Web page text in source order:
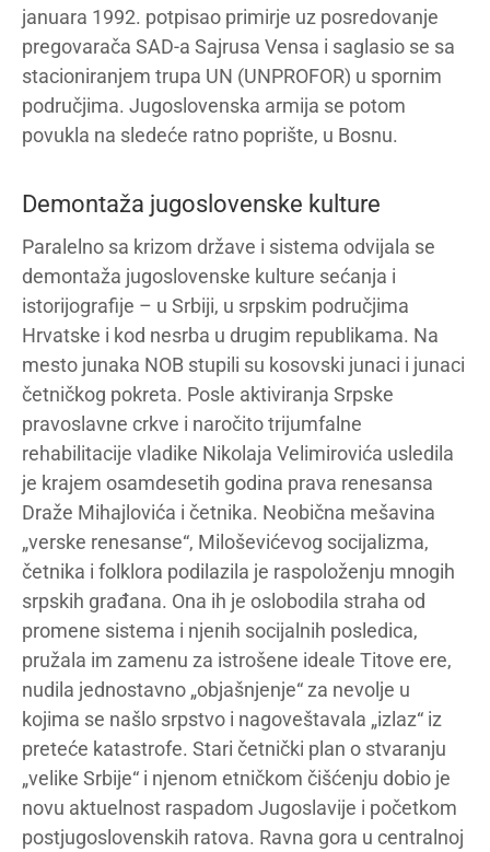
januara 1992. potpisao primirje uz posredovanje
pregovarača SAD-a Sajrusa Vensa i saglasio se sa
stacioniranjem trupa UN (UNPROFOR) u spornim
područjima. Jugoslovenska armija se potom
povukla na sledeće ratno poprište, u Bosnu.
Demontaža jugoslovenske kulture
Paralelno sa krizom države i sistema odvijala se
demontaža jugoslovenske kulture sećanja i
istorijografije – u Srbiji, u srpskim područjima
Hrvatske i kod nesrba u drugim republikama. Na
mesto junaka NOB stupili su kosovski junaci i junaci
četničkog pokreta. Posle aktiviranja Srpske
pravoslavne crkve i naročito trijumfalne
rehabilitacije vladike Nikolaja Velimirovića usledila
je krajem osamdesetih godina prava renesansa
Draže Mihajlovića i četnika. Neobična mešavina
„verske renesanse“, Miloševićevog socijalizma,
četnika i folklora podilazila je raspoloženju mnogih
srpskih građana. Ona ih je oslobodila straha od
promene sistema i njenih socijalnih posledica,
pružala im zamenu za istrošene ideale Titove ere,
nudila jednostavno „objašnjenje“ za nevolje u
kojima se našlo srpstvo i nagoveštavala „izlaz“ iz
preteće katastrofe. Stari četnički plan o stvaranju
„velike Srbije“ i njenom etničkom čišćenju dobio je
novu aktuelnost raspadom Jugoslavije i početkom
postjugoslovenskih ratova. Ravna gora u centralnoj